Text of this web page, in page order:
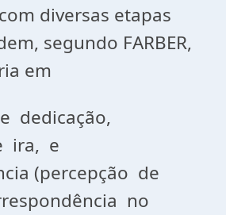
diversas etapas
segundo FARBER,
em
dedicação,
ira, e
(percepção de
no